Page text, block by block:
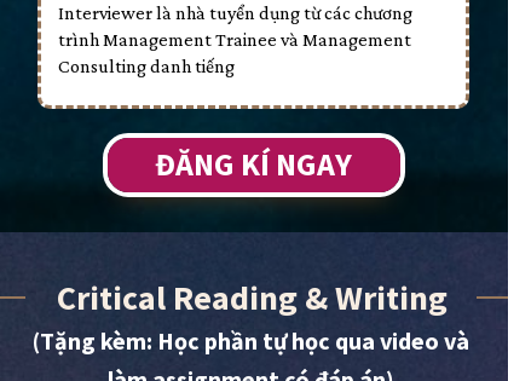
ĐĂNG KÍ NGAY
Interviewer là nhà tuyển dụng từ các chương
trình Management Trainee và Management
Consulting danh tiếng
Critical Reading & Writing
(Tặng kèm: Học phần tự học qua video và